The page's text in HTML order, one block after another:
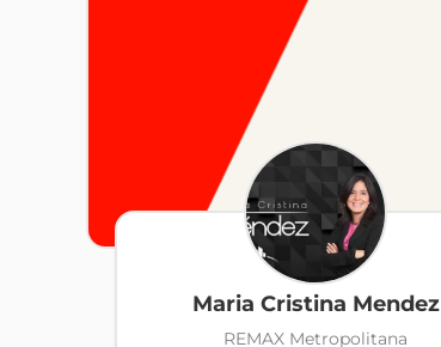
Maria Cristina Mendez
REMAX Metropolitana